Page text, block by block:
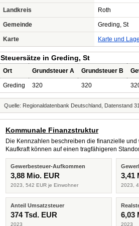
Landkreis Roth
Gemeinde Greding, St
Karte Karte und Lage
Steuersätze in Greding, St
Ort Grundsteuer A Grundsteuer B
Greding 320 320
Quelle: Regionaldatenbank Deutschland, Datenstand
Kommunale Finanzstruktur
Die Kennzahlen beschreiben die finanzielle
Kaufkraft können auf einen tragfähigeren
Gewerbesteuer-Aufkommen
3,88 Mio. EUR
2023, 542 EUR je Einwohner
3,41
2023,
Anteil Umsatzsteuer
374 Tsd. EUR
2023
6,03
2023